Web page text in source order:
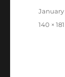
Posted
January
Full
140 × 181